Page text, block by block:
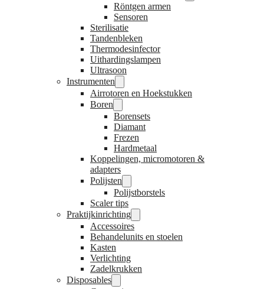
Röntgen armen
Sensoren
Sterilisatie
Tandenbleken
Thermodesinfector
Uithardingslampen
Ultrasoon
Instrumenten
Airrotoren en Hoekstukken
Boren
Borensets
Diamant
Frezen
Hardmetaal
Koppelingen, micromotoren &
adapters
Polijsten
Polijstborstels
Scaler tips
Praktijkinrichting
Accessoires
Behandelunits en stoelen
Kasten
Verlichting
Zadelkrukken
Disposables